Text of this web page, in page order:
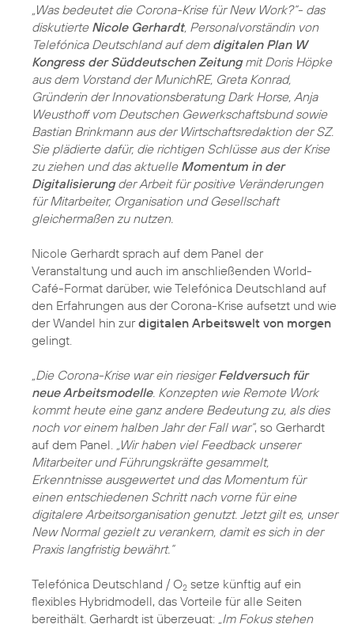
„Was bedeutet die Corona-Krise für New Work?“- das
diskutierteNicole Gerhardt, Personalvorständin von
Telefónica Deutschland auf dem digitalen Plan W
Kongress der Süddeutschen Zeitungmit Doris Höpke
aus dem Vorstand der MunichRE, Greta Konrad,
Gründerin der Innovationsberatung Dark Horse, Anja
Weusthoff vom Deutschen Gewerkschaftsbund sowie
Bastian Brinkmann aus der Wirtschaftsredaktion der SZ.
Sie plädierte dafür, die richtigen Schlüsse aus der Krise
zu ziehen und das aktuelle Momentum in der
Digitalisierungder Arbeit für positive Veränderungen
für Mitarbeiter, Organisation und Gesellschaft
gleichermaßen zu nutzen.
Nicole Gerhardt sprach auf dem Panel der
Veranstaltung und auch im anschließenden World-
Café-Format darüber, wie Telefónica Deutschland auf
den Erfahrungen aus der Corona-Krise aufsetzt und wie
der Wandel hin zurdigitalen Arbeitswelt von morgen
gelingt.
„Die Corona-Krise war ein riesigerFeldversuch für
neue Arbeitsmodelle. Konzepten wie Remote Work
kommt heute eine ganz andere Bedeutung zu, als dies
noch vor einem halben Jahr der Fall war“, so Gerhardt
auf dem Panel.
„Wir haben viel Feedback unserer
Mitarbeiter und Führungskräfte gesammelt,
Erkenntnisse ausgewertet und das Momentum für
einen entschiedenen Schritt nach vorne für eine
digitalere Arbeitsorganisation genutzt. Jetzt gilt es, unser
New Normal gezielt zu verankern, damit es sich in der
Praxis langfristig bewährt.“
Telefónica Deutschland / O2 setze künftig auf ein
flexibles Hybridmodell, das Vorteile für alle Seiten
bereithält. Gerhardt ist überzeugt: „Im Fokus stehen